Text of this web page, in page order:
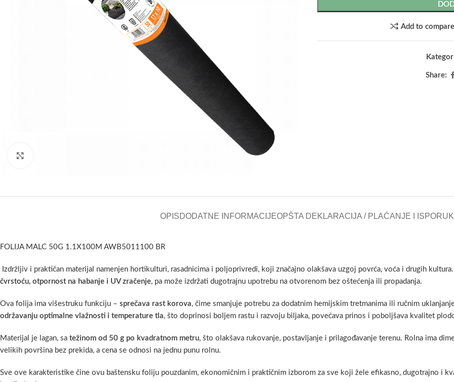
Add to compare
Share:
OPISDODATNE INFORMACIJEOPŠTA DEKLARACIJA / PLAĆANJE I
FOLIJA MALC 50G 1.1X100M AWB5011100 BR
Izdržljiv i praktičan materijal namenjen hortikulturi, rasadnicima i poljoprivredi, koji značajno olakšava uzgoj povrća, voća i drugih
čvrstoću, otpornost na habanje i UV zračenje, pa može izdržati dugotrajnu upotrebu na otvorenom bez oštećenja ili propadanja.
Ova folija ima višestruku funkciju – sprečava rast korova, čime smanjuje potrebu za dodatnim hemijskim tretmanima ili ručnim
održavanju optimalne vlažnosti i temperature tla, što doprinosi boljem rastu i razvoju biljaka, povećava prinos i poboljšava kvalitet
Materijal je lagan, sa težinom od 50 g po kvadratnom metru, što olakšava rukovanje, postavljanje i prilagođavanje terenu. Rolna ima
velikih površina bez prekida, a cena se odnosi na jednu punu rolnu.
Sve ove karakteristike čine ovu baštensku foliju pouzdanim, ekonomičnim i praktičnim izborom za sve koji žele efikasno, dugotrajno i